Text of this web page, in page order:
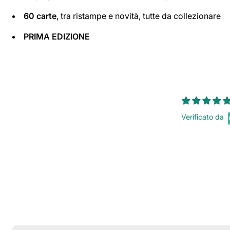
60 carte, tra ristampe e novità, tutte da collezionare
PRIMA EDIZIONE
Verificato da